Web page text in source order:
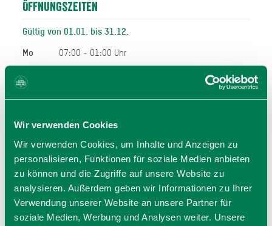
Wir verwenden Cookies
Wir verwenden Cookies, um Inhalte und Anzeigen zu
personalisieren, Funktionen für soziale Medien anbieten
zu können und die Zugriffe auf unsere Website zu
analysieren. Außerdem geben wir Informationen zu Ihrer
Verwendung unserer Website an unsere Partner für
soziale Medien, Werbung und Analysen weiter. Unsere
Öffnungszeiten
Gültig von 01.01. bis 31.12.
Mo
07:00 - 01:00 Uhr
Di
07:00 - 01:00 Uhr
Mi
Do
07:00 - 01:00 Uhr
So
07:00 - 00:00 Uhr
Allgemeiner Hinweis:
Bei den hier angegeben Öffnungszeiten handelt es sich
um die regulären Öffnungszeiten.
Kurzfristige Änderungen sowie Urlaubszeiten erfahren Sie